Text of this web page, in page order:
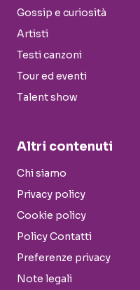
Gossip e curiosità
Artisti
Testi canzoni
Tour ed eventi
Talent show
Altri contenuti
Chi siamo
Privacy policy
Cookie policy
Policy Contatti
Preferenze privacy
Note legali